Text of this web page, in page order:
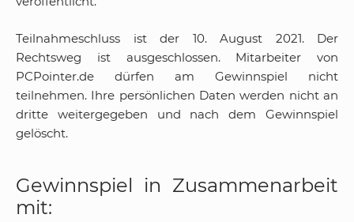
Teilnahmeschluss ist der 10. August 2021. Der
Rechtsweg ist ausgeschlossen. Mitarbeiter von
PCPointer.de dürfen am Gewinnspiel nicht
teilnehmen. Ihre persönlichen Daten werden nicht an
dritte weitergegeben und nach dem Gewinnspiel
gelöscht.
Gewinnspiel in Zusammenarbeit
mit: